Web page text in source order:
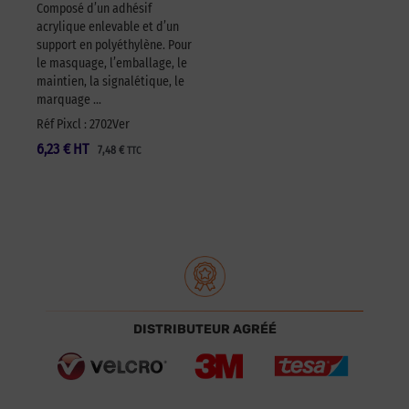
Composé d’un adhésif
acrylique enlevable et d’un
support en polyéthylène. Pour
le masquage, l’emballage, le
maintien, la signalétique, le
marquage …
Réf Pixcl : 2702Ver
6,23 € 7,48 € TTC
HT
DISTRIBUTEUR AGRÉÉ